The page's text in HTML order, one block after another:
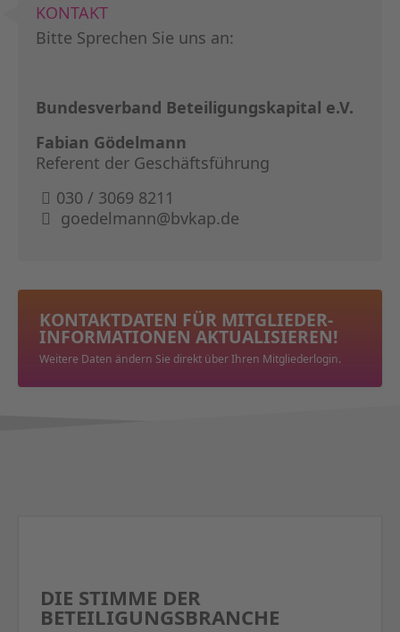
KONTAKT
Bitte Sprechen Sie uns an:
Bundesverband Beteiligungskapital e.V.
Fabian Gödelmann
Referent der Geschäftsführung
030 / 3069 8211
goedelmann@bvkap.de
KONTAKTDATEN FÜR MITGLIEDER­
INFORMATIONEN AKTUALISIEREN!
Weitere Daten ändern Sie direkt über Ihren Mitgliederlogin.
DIE STIMME DER
BETEILIGUNGSBRANCHE